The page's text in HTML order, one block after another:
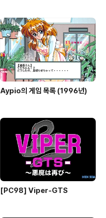
Aypio의 게임 목록 (1996년)
[PC98] Viper-GTS